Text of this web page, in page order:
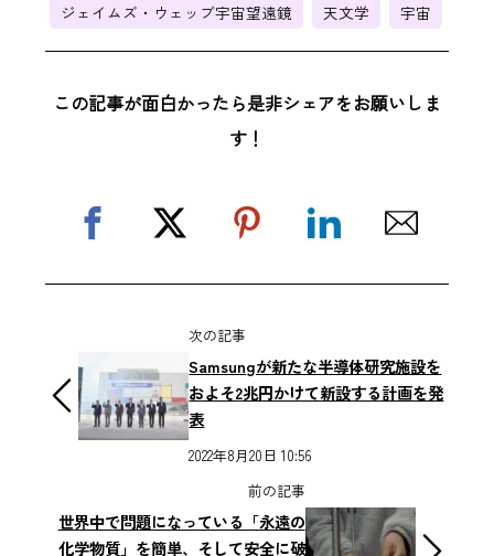
ジェイムズ・ウェッブ宇宙望遠鏡 天文学 宇宙
この記事が面白かったら是非シェアをお願いしま
す！
次の記事
Samsungが新たな半導体研究施設を
およそ2兆円かけて新設する計画を発
表
2022年8月20日 10:56
前の記事
世界中で問題になっている「永遠の
化学物質」を簡単、そして安全に破